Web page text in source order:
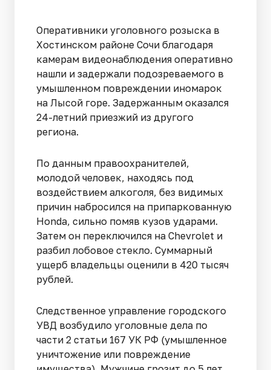
Оперативники уголовного розыска в
Хостинском районе Сочи благодаря
камерам видеонаблюдения оперативно
нашли и задержали подозреваемого в
умышленном повреждении иномарок
на Лысой горе. Задержанным оказался
24-летний приезжий из другого
региона.
По данным правоохранителей,
молодой человек, находясь под
воздействием алкоголя, без видимых
причин набросился на припаркованную
Honda, сильно помяв кузов ударами.
Затем он переключился на Chevrolet и
разбил лобовое стекло. Суммарный
ущерб владельцы оценили в 420 тысяч
рублей.
Следственное управление городского
УВД возбудило уголовные дела по
части 2 статьи 167 УК РФ (умышленное
уничтожение или повреждение